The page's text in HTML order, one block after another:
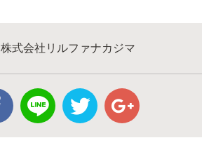
株式会社リルファナカジマ